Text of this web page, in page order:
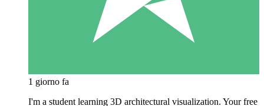
1 giorno fa
I'm a student learning 3D architectural visualization. Your free